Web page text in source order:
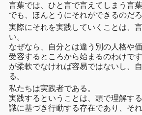
言葉では、ひと言で言えてしまう言葉
でも、ほんとうにそれができるのだろ
実際にそれを実践していくことは、
い。
なぜなら、自分とは違う別の人格や
受容するところから始まるのわけで
が柔軟でなければ容易ではないし、
る。
私たちは実践者である。
実践するということは、頭で理解す
識に基づき行動する存在であり、そ